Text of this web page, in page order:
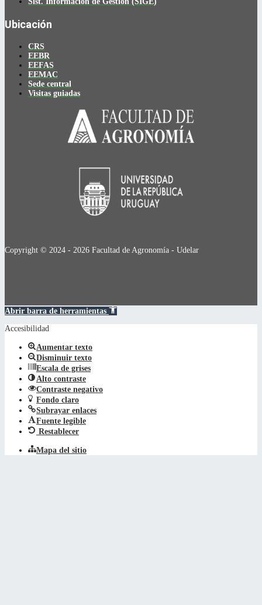
Ubicación
CRS
EEBR
EEFAS
EEMAC
Sede central
Visitas guiadas
Copyright © 2024 - 2026 Facultad de Agronomía - Udelar
Abrir barra de herramientas
Accesibilidad
Aumentar texto
Disminuir texto
Escala de grises
Alto contraste
Contraste negativo
Fondo claro
Subrayar enlaces
Fuente legible
Restablecer
Mapa del sitio